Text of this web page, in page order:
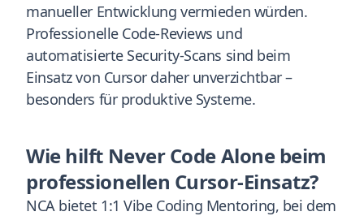
manueller Entwicklung vermieden würden.
Professionelle Code-Reviews und
automatisierte Security-Scans sind beim
Einsatz von Cursor daher unverzichtbar –
besonders für produktive Systeme.
Wie hilft Never Code Alone beim
professionellen Cursor-Einsatz?
NCA bietet 1:1 Vibe Coding Mentoring, bei dem